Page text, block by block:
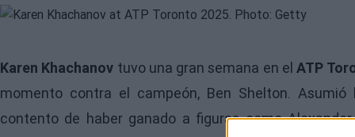
Karen Khachanov tuvo una gran semana en elATP
momento contra el campeón, Ben Shelton.
contento de haber ganado a figuras como